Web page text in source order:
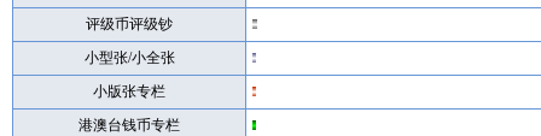
评级币评级钞
小型张/小全张
小版张专栏
港澳台钱币专栏